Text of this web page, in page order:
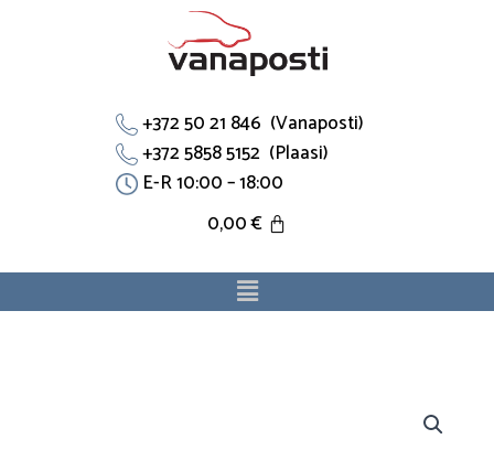
+372 50 21 846 (Vanaposti)
+372 5858 5152 (Plaasi)
E-R 10:00 – 18:00
0,00€
Menu